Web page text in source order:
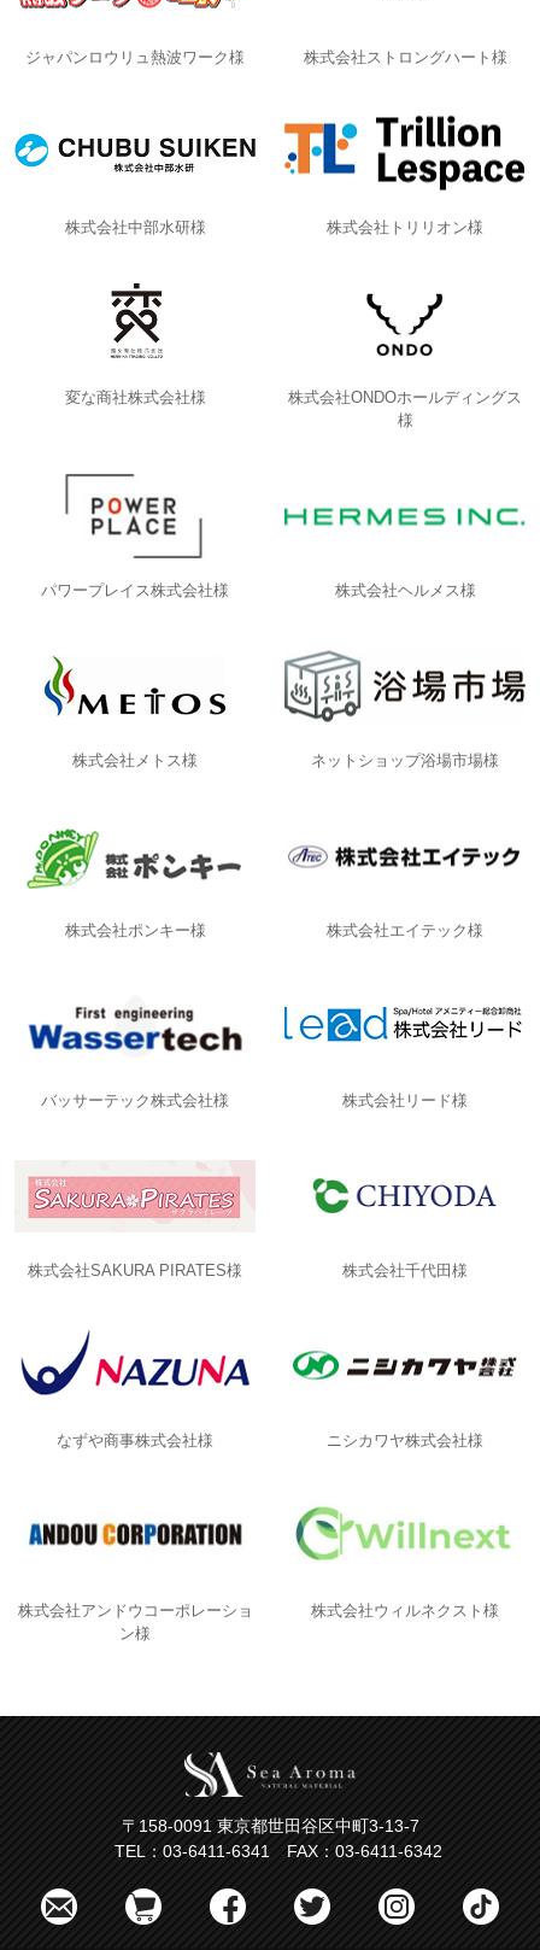
ジャパンロウリュ熱波ワーク様 株式会社ストロングハート様
株式会社中部水研様 株式会社トリリオン様
変な商社株式会社様
株式会社ONDOホールディングス
様
パワープレイス株式会社様 株式会社ヘルメス様
株式会社メトス様 ネットショップ浴場市場様
株式会社ポンキー様 株式会社エイテック様
バッサーテック株式会社様 株式会社リード様
株式会社SAKURA PIRATES様 株式会社千代田様
なずや商事株式会社様 ニシカワヤ株式会社様
株式会社アンドウコーポレーショ
ン様
株式会社ウィルネクスト様
〒158-0091 東京都世田谷区中町3-13-7
TEL：03-6411-6341 FAX：03-6411-6342